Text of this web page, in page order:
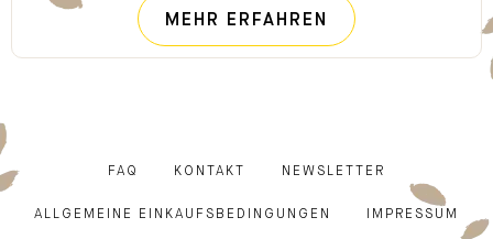
MEHR ERFAHREN ÜBER STRÖCK
FAQ KONTAKT NEWSLETTER
ALLGEMEINE EINKAUFSBEDINGUNGEN IMPRESSUM